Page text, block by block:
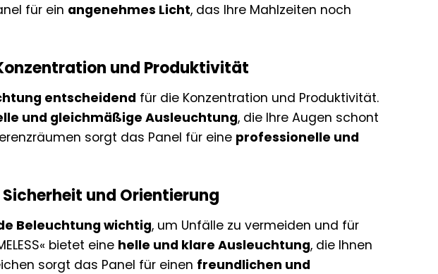
für ein angenehmes Licht, das Ihre Mahlzeiten noch
und Produktivität
entscheidend für die Konzentration und Produktivität.
und gleichmäßige Ausleuchtung, die Ihre Augen schont
sorgt das Panel für eine professionelle und
und Orientierung
Beleuchtung wichtig, um Unfälle zu vermeiden und für
bietet eine helle und klare Ausleuchtung, die Ihnen
sorgt das Panel für einen freundlichen und